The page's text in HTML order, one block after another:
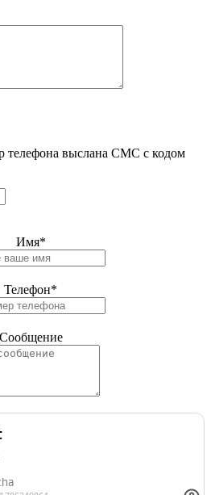
телефона выслана СМС с кодом
Имя*
Телефон*
Сообщение